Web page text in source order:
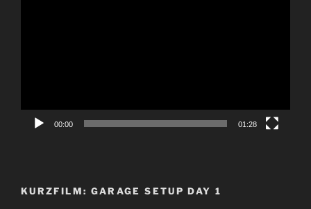
00:00 01:28
KURZFILM: GARAGE SETUP DAY 1